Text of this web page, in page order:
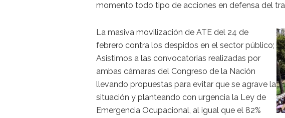
momento todo tipo de acciones en defensa del
La masiva movilización de ATE del 24 de
febrero contra los despidos en el sector público;
Asistimos a las convocatorias realizadas por
ambas cámaras del Congreso de la Nación
llevando propuestas para evitar que se agrave la
situación y planteando con urgencia la Ley de
Emergencia Ocupacional, al igual que el 82%